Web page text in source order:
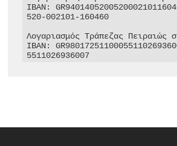
IBAN:
520-002101-160460
Λογαριασμός Τράπεζας
IBAN:
5511026936007